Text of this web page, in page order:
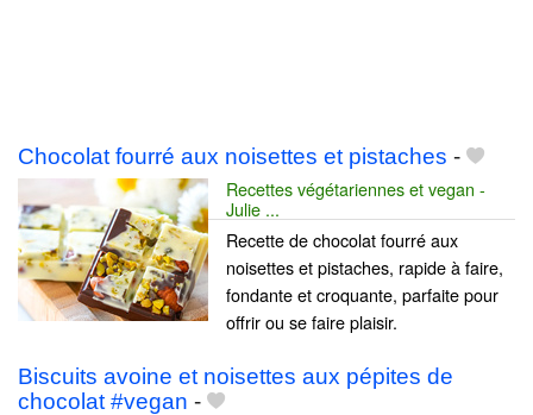
Chocolat fourré aux noisettes et pistaches -
Recettes végétariennes et vegan -
Julie ...
Recette de chocolat fourré aux
noisettes et pistaches, rapide à faire,
fondante et croquante, parfaite pour
offrir ou se faire plaisir.
Biscuits avoine et noisettes aux pépites de
chocolat #vegan -